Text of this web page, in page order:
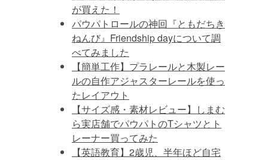
が買えた！
パウパトロールの神回『ともだちき
ねんび』Friendship dayについて調
べてみました
【簡単工作】プラレールと木製レー
ルの自作アジャスターレールを使っ
たレイアウト
【サイズ感・素材レビュー】しまむ
ら実店舗でパウパトのTシャツとト
レーナー買ってみた
【英語教育】2歳児、半年ほど自宅